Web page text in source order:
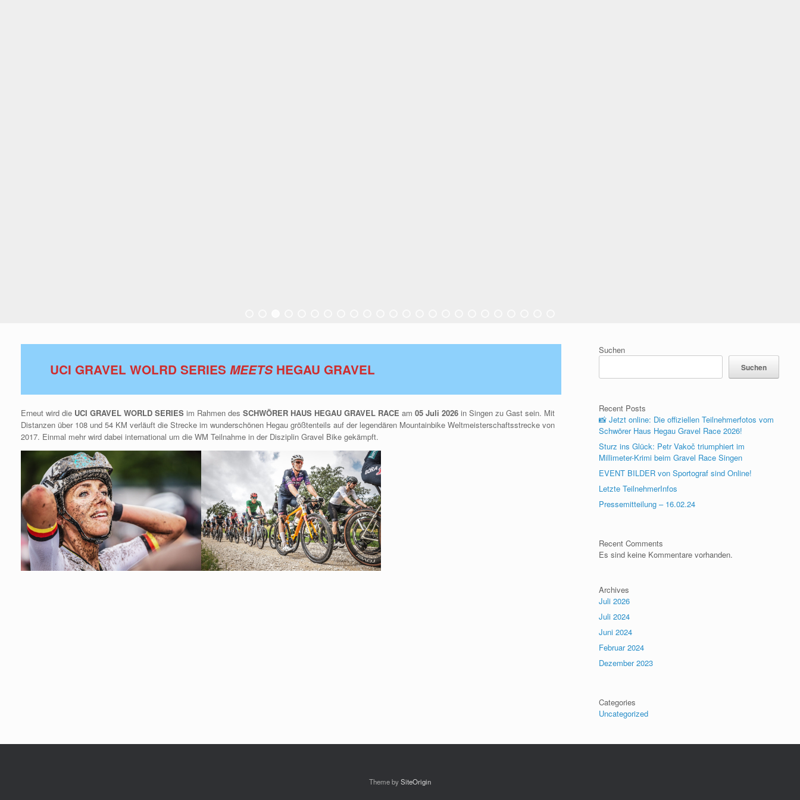
UCI GRAVEL WOLRD SERIESMEETSHEGAU GRAVEL
Erneut wird die UCI GRAVEL WORLD SERIES im Rahmen des SCHWÖRER HAUS HEGAU GRAVEL RACE am 05 Juli 2026 in Singen zu Gast sein. Mit
Distanzen über 108 und 54 KM verläuft die Strecke im wunderschönen Hegau größtenteils auf der legendären Mountainbike Weltmeisterschaftsstrecke von
2017. Einmal mehr wird dabei international um die WM Teilnahme in der Disziplin Gravel Bike gekämpft.
Suchen
Suchen
Recent Posts
📸 Jetzt online: Die offiziellen Teilnehmerfotos vom
Schwörer Haus Hegau Gravel Race 2026!
Sturz ins Glück: Petr Vakoč triumphiert im
Millimeter-Krimi beim Gravel Race Singen
EVENT BILDER von Sportograf sind Online!
Letzte TeilnehmerInfos
Pressemitteilung – 16.02.24
Recent Comments
Es sind keine Kommentare vorhanden.
Archives
Juli 2026
Juli 2024
Juni 2024
Februar 2024
Dezember 2023
Categories
Uncategorized
Theme bySiteOrigin